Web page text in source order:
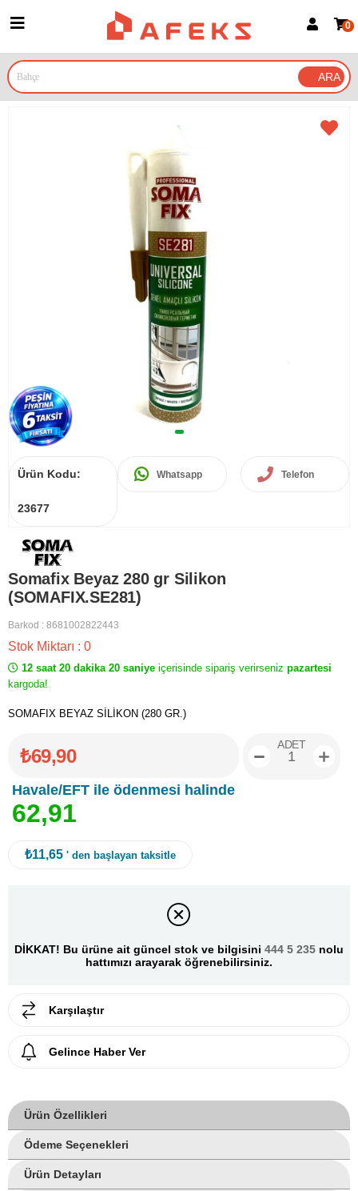
Google İle Bağlan
0
Ürün Kodu:
23677
Whatsapp Telefon
Somafix Beyaz 280 gr Silikon
(SOMAFIX.SE281)
Barkod : 8681002822443
Stok Miktarı : 0
12 saat 20 dakika 20 saniye içerisinde sipariş verirseniz pazartesi
kargoda!
SOMAFIX BEYAZ SİLİKON (280 GR.)
₺69,90
Havale/EFT ile ödenmesi halinde
62,91
ADET
₺11,65 ' den başlayan taksitle
DİKKAT! Bu ürüne ait güncel stok ve bilgisini 444 5 235 nolu
hattımızı arayarak öğrenebilirsiniz.
Karşılaştır
Gelince Haber Ver
Ürün Özellikleri
Ödeme Seçenekleri
Ürün Detayları